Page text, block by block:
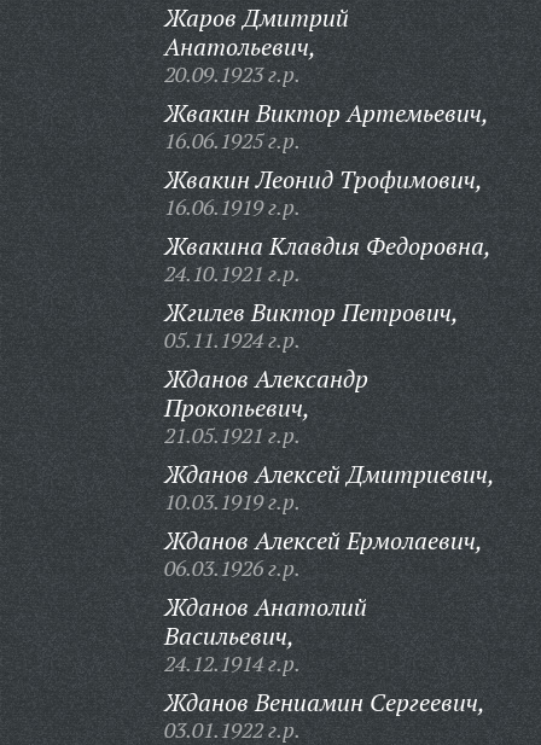
Жаров Дмитрий
Анатольевич,
20.09.1923 г.р.
Жвакин Виктор Артемьевич,
16.06.1925 г.р.
Жвакин Леонид Трофимович,
16.06.1919 г.р.
Жвакина Клавдия Федоровна,
24.10.1921 г.р.
Жгилев Виктор Петрович,
05.11.1924 г.р.
Жданов Александр
Прокопьевич,
21.05.1921 г.р.
Жданов Алексей Дмитриевич,
10.03.1919 г.р.
Жданов Алексей Ермолаевич,
06.03.1926 г.р.
Жданов Анатолий
Васильевич,
24.12.1914 г.р.
Жданов Вениамин Сергеевич,
03.01.1922 г.р.